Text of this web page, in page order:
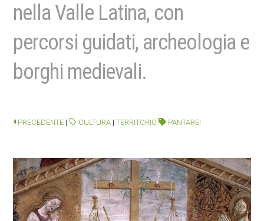
nella Valle Latina, con
percorsi guidati, archeologia e
borghi medievali.
PRECEDENTE | CULTURA |TERRITORIO PANTAREI